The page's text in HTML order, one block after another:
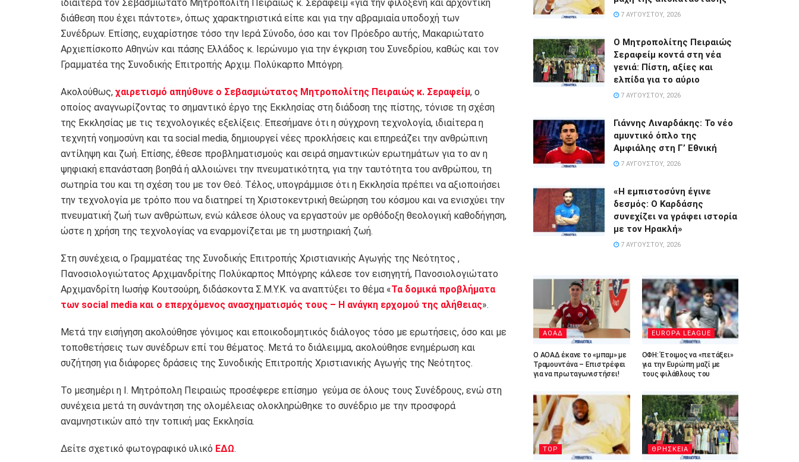
ιδιαίτερα τον Σεβασμιώτατο Μητροπολίτη Πειραιώς κ. Σεραφείμ «για την φιλόξενη και αρχοντική
διάθεση που έχει πάντοτε», όπως χαρακτηριστικά είπε και για την αβραμιαία υποδοχή των
Συνέδρων. Επίσης, ευχαρίστησε τόσο την Ιερά Σύνοδο, όσο και τον Πρόεδρο αυτής, Μακαριώτατο
Αρχιεπίσκοπο Αθηνών και πάσης Ελλάδος κ. Ιερώνυμο για την έγκριση του Συνεδρίου, καθώς και τον
Γραμματέα της Συνοδικής Επιτροπής Αρχιμ. Πολύκαρπο Μπόγρη.
Ακολούθως, χαιρετισμό απηύθυνε ο Σεβασμιώτατος Μητροπολίτης Πειραιώς κ. Σεραφείμ, ο
οποίος αναγνωρίζοντας το σημαντικό έργο της Εκκλησίας στη διάδοση της πίστης, τόνισε τη σχέση
της Εκκλησίας με τις τεχνολογικές εξελίξεις. Επεσήμανε ότι η σύγχρονη τεχνολογία, ιδιαίτερα η
τεχνητή νοημοσύνη και τα social media, δημιουργεί νέες προκλήσεις και επηρεάζει την ανθρώπινη
αντίληψη και ζωή. Επίσης, έθεσε προβληματισμούς και σειρά σημαντικών ερωτημάτων για το αν η
ψηφιακή επανάσταση βοηθά ή αλλοιώνει την πνευματικότητα, για την ταυτότητα του ανθρώπου, τη
σωτηρία του και τη σχέση του με τον Θεό. Τέλος, υπογράμμισε ότι η Εκκλησία πρέπει να αξιοποιήσει
την τεχνολογία με τρόπο που να διατηρεί τη Χριστοκεντρική θεώρηση του κόσμου και να ενισχύει την
πνευματική ζωή των ανθρώπων, ενώ κάλεσε όλους να εργαστούν με ορθόδοξη θεολογική καθοδήγηση,
ώστε η χρήση της τεχνολογίας να εναρμονίζεται με τη μυστηριακή ζωή.
Στη συνέχεια, ο Γραμματέας της Συνοδικής Επιτροπής Χριστιανικής Αγωγής της Νεότητος ,
Πανοσιολογιώτατος Αρχιμανδρίτης Πολύκαρπος Μπόγρης κάλεσε τον εισηγητή, Πανοσιολογιώτατο
Αρχιμανδρίτη Ιωσήφ Κουτσούρη, διδάσκοντα Σ.Μ.Υ.Κ. να αναπτύξει το θέμα «Τα δομικά προβλήματα
των social media και ο επερχόμενος ανασχηματισμός τους – Η ανάγκη ερχομού της αλήθειας».
Μετά την εισήγηση ακολούθησε γόνιμος και εποικοδομητικός διάλογος τόσο με ερωτήσεις, όσο και με
τοποθετήσεις των συνέδρων επί του θέματος. Μετά το διάλειμμα, ακολούθησε ενημέρωση και
συζήτηση για διάφορες δράσεις της Συνοδικής Επιτροπής Χριστιανικής Αγωγής της Νεότητος.
Το μεσημέρι η Ι. Μητρόπολη Πειραιώς προσέφερε επίσημο γεύμα σε όλους τους Συνέδρους, ενώ στη
συνέχεια μετά τη συνάντηση της ολομέλειας ολοκληρώθηκε το συνέδριο με την προσφορά
αναμνηστικών από την τοπική μας Εκκλησία.
Δείτε σχετικό φωτογραφικό υλικό ΕΔΩ.
7 ΑΥΓΟΎΣΤΟΥ, 2026
Ο Μητροπολίτης Πειραιώς
Σεραφείμ κοντά στη νέα
γενιά: Πίστη, αξίες και
ελπίδα για το αύριο
7 ΑΥΓΟΎΣΤΟΥ, 2026
Γιάννης Λιναρδάκης: Το νέο
αμυντικό όπλο της
Αμφιάλης στη Γ’ Εθνική
7 ΑΥΓΟΎΣΤΟΥ, 2026
«Η εμπιστοσύνη έγινε
δεσμός: Ο Καρδάσης
συνεχίζει να γράφει ιστορία
με τον Ηρακλή»
7 ΑΥΓΟΎΣΤΟΥ, 2026
ΑΟΑΔ
Ο ΑΟΑΔ έκανε το «μπαμ» με
Τραμουντάνα – Επιστρέφει
για να πρωταγωνιστήσει!
EUROPA LEAGUE
ΟΦΗ: Έτοιμος να «πετάξει»
για την Ευρώπη μαζί με
τους φιλάθλους του
TOP ΘΡΗΣΚΕΙΑ